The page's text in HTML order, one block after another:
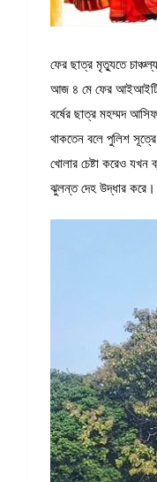
ফের ছাত্র মৃত্যুতে
আজ ৪ মে ফের আইআইটি
বর্ষের ছাত্র মহম্মদ
থাকতেন বলে পুলিশ
খোলার চেষ্টা করেও
ঝুলন্ত দেহ উদ্ধার করে।